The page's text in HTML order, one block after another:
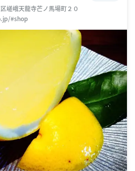
嵯峨天龍寺芒ノ馬場町２０
#shop